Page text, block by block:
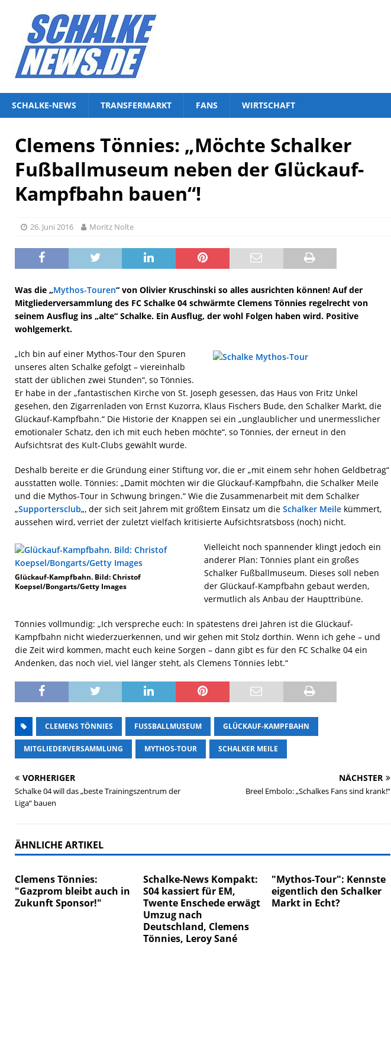
SCHALKE-NEWS TRANSFERMARKT FANS WIRTSCHAFT
Clemens Tönnies: „Möchte Schalker
Fußballmuseum neben der Glückauf-
Kampfbahn bauen“!
26. Juni 2016 Moritz Nolte
Was die „Mythos-Touren“ von Olivier Kruschinski so alles ausrichten können! Auf der
Mitgliederversammlung des FC Schalke 04 schwärmte Clemens Tönnies regelrecht von
seinem Ausflug ins „alte“ Schalke. Ein Ausflug, der wohl Folgen haben wird. Positive
wohlgemerkt.
„Ich bin auf einer Mythos-Tour den Spuren
unseres alten Schalke gefolgt – viereinhalb
statt der üblichen zwei Stunden“, so Tönnies.
Er habe in der „fantastischen Kirche von St. Joseph gesessen, das Haus von Fritz Unkel
gesehen, den Zigarrenladen von Ernst Kuzorra, Klaus Fischers Bude, den Schalker Markt, die
Glückauf-Kampfbahn.“ Die Historie der Knappen sei ein „unglaublicher und unermesslicher
emotionaler Schatz, den ich mit euch heben möchte“, so Tönnies, der erneut in den
Aufsichtsrat des Kult-Clubs gewählt wurde.
Deshalb bereite er die Gründung einer Stiftung vor, die er „mit einem sehr hohen Geldbetrag“
ausstatten wolle. Tönnies: „Damit möchten wir die Glückauf-Kampfbahn, die Schalker Meile
und die Mythos-Tour in Schwung bringen.“ Wie die Zusammenarbeit mit dem Schalker
„Supportersclub„, der sich seit Jahrem mit größtem Einsatz um die Schalker Meile kümmert,
aussehen wird, verriet der zuletzt vielfach kritisierte Aufsichtsratsboss (noch) nicht.
Glückauf-Kampfbahn. Bild: Christof
Koepsel/Bongarts/Getty Images
Vielleicht noch spannender klingt jedoch ein
anderer Plan: Tönnies plant ein großes
Schalker Fußballmuseum. Dieses soll neben
der Glückauf-Kampfbahn gebaut werden,
vermutlich als Anbau der Haupttribüne.
Tönnies vollmundig: „Ich verspreche euch: In spätestens drei Jahren ist die Glückauf-
Kampfbahn nicht wiederzuerkennen, und wir gehen mit Stolz dorthin. Wenn ich gehe – und
die Zeit wird kommen, macht euch keine Sorgen – dann gibt es für den FC Schalke 04 ein
Andenken, das noch viel, viel länger steht, als Clemens Tönnies lebt.“
CLEMENS TÖNNIES FUSSBALLMUSEUM GLÜCKAUF-KAMPFBAHN
MITGLIEDERVERSAMMLUNG MYTHOS-TOUR SCHALKER MEILE
VORHERIGER
Schalke 04 will das „beste Trainingszentrum der
Liga“ bauen
NÄCHSTER
Breel Embolo: „Schalkes Fans sind krank!“
ÄHNLICHE ARTIKEL
Clemens Tönnies:
"Gazprom bleibt auch in
Zukunft Sponsor!"
Schalke-News Kompakt:
S04 kassiert für EM,
Twente Enschede erwägt
Umzug nach
Deutschland, Clemens
Tönnies, Leroy Sané
"Mythos-Tour": Kennste
eigentlich den Schalker
Markt in Echt?